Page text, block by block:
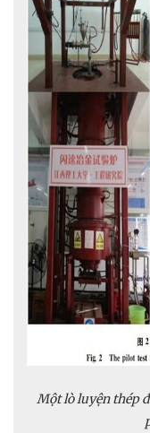
Một lò luyện thép